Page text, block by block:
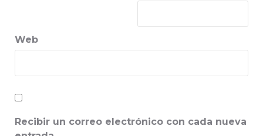
Web
Recibir un correo electrónico con cada nueva